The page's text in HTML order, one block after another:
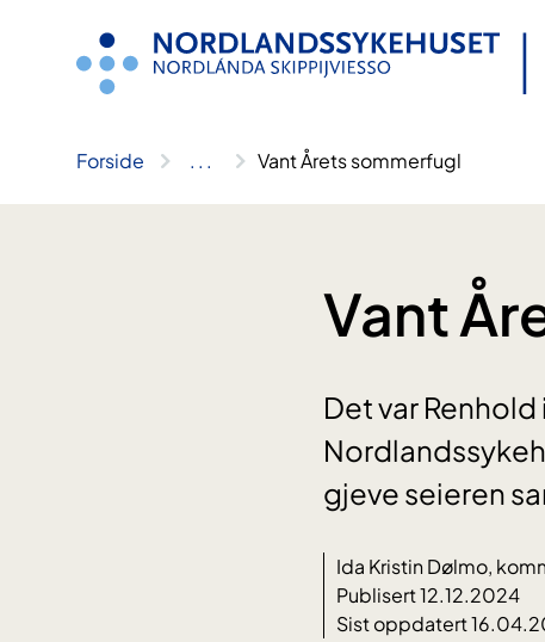
Forside .. . Vant Årets sommerfugl
Vant
Det var
gjeve seieren
Ida Kristin Dølmo,
Publisert 12.12.2024
Sist oppdatert